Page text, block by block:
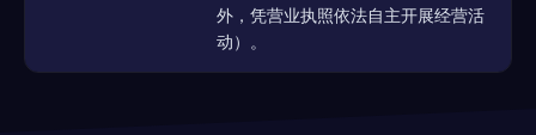
外，凭营业执照依法自主开展经营活
动）。